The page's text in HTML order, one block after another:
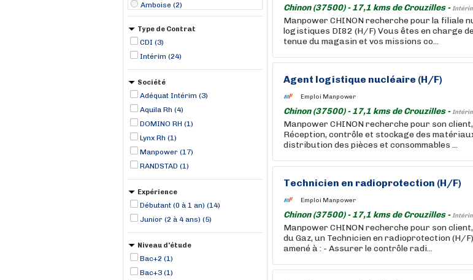
Amboise (2)
Poitiers (2)
Saumur (2)
Angers (1)
Azay-le-Rideau (1)
Type de Contrat
CDI (3)
Intérim (24)
Société
Adéquat Intérim (3)
Aquila Rh (4)
DOMINO RH (1)
Lynx Rh (1)
Manpower (17)
RANDSTAD (1)
Expérience
Débutant (0 à 1 an) (14)
Junior (2 à 4 ans) (5)
Niveau d'étude
Bac+2 (1)
Bac+3 (1)
Chinon (37500) - 17,1 kms de Crouzilles -
Manpower CHINON recherche pour la filiale
logistiques DI82 (H/F) Vous êtes en charge
tenue du magasin et vos missions co...
Agent logistique nucléaire (H/F)
Emploi Manpower
Chinon (37500) - 17,1 kms de Crouzilles -
Manpower CHINON recherche pour son
Réception, contrôle et stockage des
distribution des pièces et consommables ...
Technicien en radioprotection (H/F)
Emploi Manpower
Chinon (37500) - 17,1 kms de Crouzilles -
Manpower CHINON recherche pour son
du Gaz, un Technicien en radioprotection (H/
amené à : - Assurer le contrôle radi...